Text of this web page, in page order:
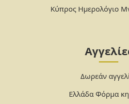
Κύπρος Ημερολόγιο
Δωρεάν
Ελλάδα Φόρμα